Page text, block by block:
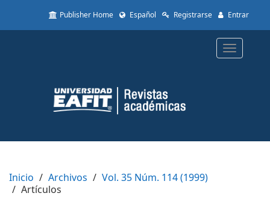
to
Content
Sidebar
Publisher Home Español Registrarse Entrar
Toggle
Inicio Archivos
Vol. 35 Núm. 114 (1999)
Artículos